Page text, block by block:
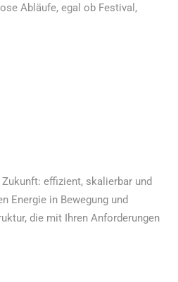
Abläufe, egal ob Festival,
effizient, skalierbar und
Energie in Bewegung und
die mit Ihren Anforderungen